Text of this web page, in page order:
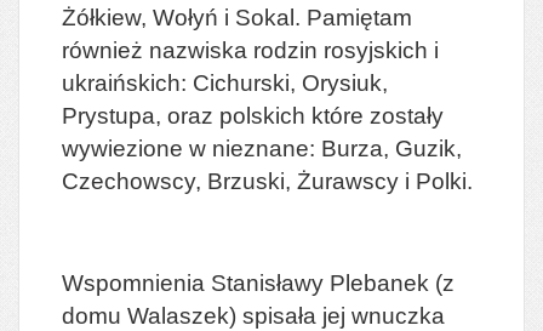
Żółkiew, Wołyń i Sokal. Pamiętam
również nazwiska rodzin rosyjskich i
ukraińskich: Cichurski, Orysiuk,
Prystupa, oraz polskich które zostały
wywiezione w nieznane: Burza, Guzik,
Czechowscy, Brzuski, Żurawscy i Polki.
Wspomnienia Stanisławy Plebanek (z
domu Walaszek) spisała jej wnuczka